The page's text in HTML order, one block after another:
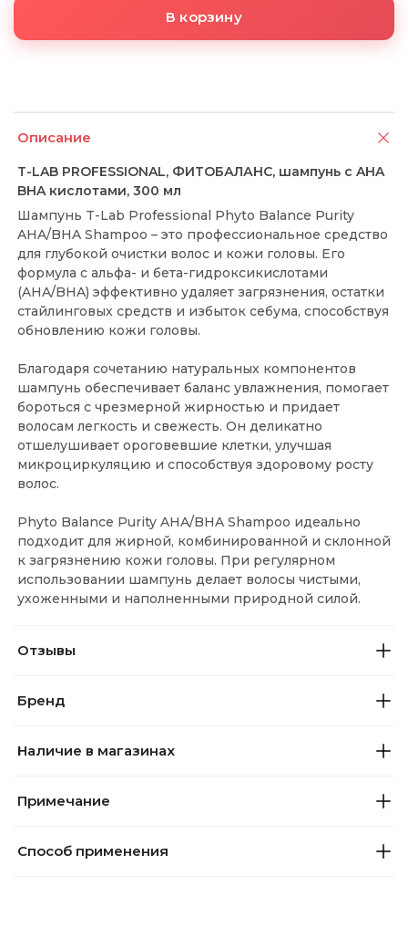
В корзину
Описание
T-LAB PROFESSIONAL, ФИТОБАЛАНС, шампунь с AHA
BHA кислотами, 300 мл
Шампунь T-Lab Professional Phyto Balance Purity
AHA/BHA Shampoo – это профессиональное средство
для глубокой очистки волос и кожи головы. Его
формула с альфа- и бета-гидроксикислотами
(AHA/BHA) эффективно удаляет загрязнения, остатки
стайлинговых средств и избыток себума, способствуя
обновлению кожи головы.
Благодаря сочетанию натуральных компонентов
шампунь обеспечивает баланс увлажнения, помогает
бороться с чрезмерной жирностью и придает
волосам легкость и свежесть. Он деликатно
отшелушивает ороговевшие клетки, улучшая
микроциркуляцию и способствуя здоровому росту
волос.
Phyto Balance Purity AHA/BHA Shampoo идеально
подходит для жирной, комбинированной и склонной
к загрязнению кожи головы. При регулярном
использовании шампунь делает волосы чистыми,
ухоженными и наполненными природной силой.
Отзывы
Бренд
Наличие в магазинах
Примечание
Способ применения